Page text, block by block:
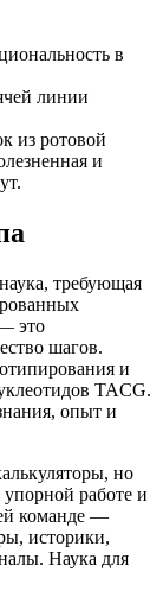
в
линии
из ротовой
и
требующая
это
шагов.
и
TACG.
опыт и
но
работе и
команде —
историки,
Наука для